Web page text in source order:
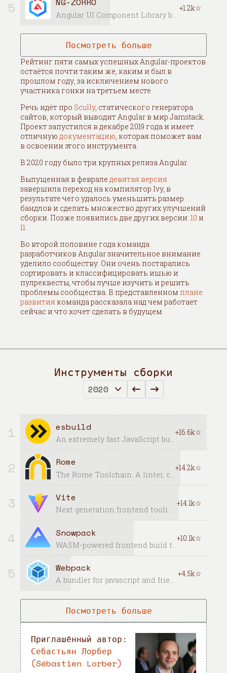
5 +1.2k☆
Посмотреть больше
Рейтинг пяти самых успешных Angular-проектов
остаётся почти таким же, каким и был в
прошлом году, за исключением нового
участника гонки на третьем месте.
Речь идёт про Scully, статического генератора
сайтов, который выводит Angular в мир Jamstack.
Проект запустился в декабре 2019 года и имеет
отличную документацию , которая поможет вам
в освоении этого инструмента.
В 2020 году было три крупных релиза Angular.
Выпущенная в феврале девятая версия
завершила переход на компилятор Ivy, в
результате чего удалось уменьшить размер
бандлов и сделать множество других улучшений
сборки. Позже появились две других версии: 10 и
11
Во второй половине года команда
разработчиков Angular значительное внимание
уделило сообществу. Они очень постарались
сортировать и классифицировать ишью и
пулреквесты, чтобы лучше изучить и решить
проблемы сообщества. В представленном плане
развития команда рассказала над чем работает
сейчас и что хочет сделать в будущем.
Инструменты сборки
1 esbuild
An extremely fast JavaScript bundler and minifier
+16.6k☆
2 Rome +14.2k☆
3 Vite
Next generation frontend tooling. It's fast!
+14.1k☆
4 Snowpack +10.1k☆
5 Webpack
A bundler for javascript and friends. Packs many modules into a few bundled assets. Code Splitting allows for loading parts of the application on demand. Through "loaders", modules can be CommonJs, AMD, ES6 modules, CSS, Images, JSON, Coffeescript, LESS, ... and your custom stuff.
+4.5k☆
Посмотреть больше
Приглашённый автор:
Себастьян Лорбер
(Sébastien Lorber)